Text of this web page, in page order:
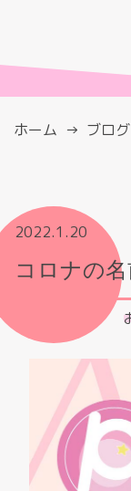
ホーム ブログ
2022.1.20
コロナの名